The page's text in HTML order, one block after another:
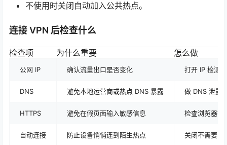
不使用时关闭自动加入公共热点。
连接 VPN 后检查什么
检查项 为什么重要 怎么做
公网 IP 确认流量出口是否变化 打开 IP 检测页
DNS 避免本地运营商或热点 DNS 暴露 做 DNS 泄露
HTTPS 避免在假页面输入敏感信息 检查浏览器锁
自动连接 防止设备悄悄连到陌生热点 关闭不需要的